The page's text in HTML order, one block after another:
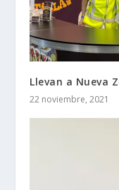
Llevan a Nueva
22 noviembre, 2021